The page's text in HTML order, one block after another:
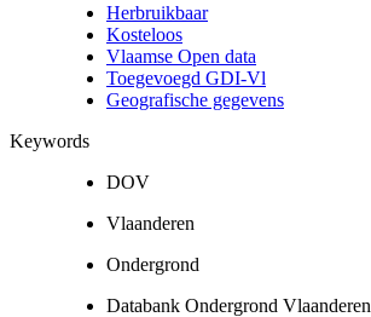
Herbruikbaar
Kosteloos
Vlaamse Open data
Toegevoegd GDI-Vl
Geografische gegevens
Keywords
DOV
Vlaanderen
Ondergrond
Databank Ondergrond Vlaanderen